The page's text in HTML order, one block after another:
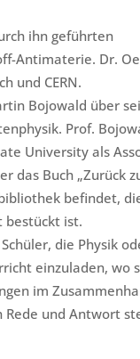
ihn geführten
Antimaterie. Dr.
und CERN.
Bojowald über
Prof.
University als
das Buch „Zurück
befindet,
bestückt ist.
die Physik
einzuladen, wo
im
und Antwort